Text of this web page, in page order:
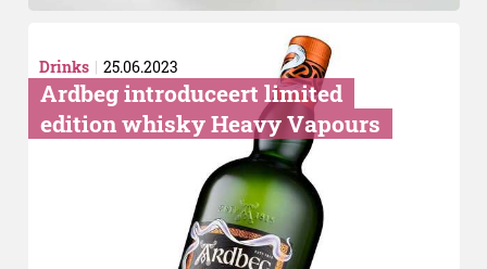
Drinks 25.06.2023
Ardbeg introduceert limited
edition whisky Heavy Vapours